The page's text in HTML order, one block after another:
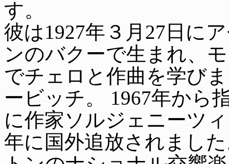
す。
彼は1927年３月27日に
ンのバクーで生まれ、
でチェロと作曲を学び
ービッチ。 1967年から
に作家ソルジェニーツ
年に国外追放されまし